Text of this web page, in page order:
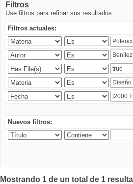
Filtros
Use filtros para refinar sus resultados.
Filtros actuales:
Nuevos filtros:
Mostrando 1 de un total de 1